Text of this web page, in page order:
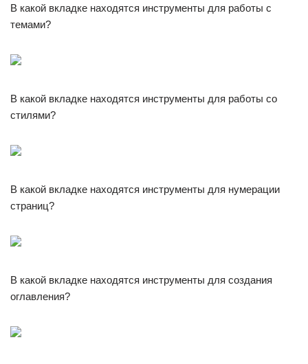
В какой вкладке находятся инструменты для работы с
темами?
В какой вкладке находятся инструменты для работы со
стилями?
В какой вкладке находятся инструменты для нумерации
страниц?
В какой вкладке находятся инструменты для создания
оглавления?